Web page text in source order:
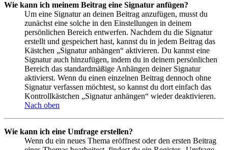
Wie kann ich meinem Beitrag eine Signatur anfügen?
Um eine Signatur an deinen Beitrag anzufügen, musst du
zunächst eine solche in den Einstellungen in deinem
persönlichen Bereich entwerfen. Nachdem du die Signatur
erstellt und gespeichert hast, kannst du in jedem Beitrag das
Kästchen „Signatur anhängen“ aktivieren. Du kannst eine
Signatur auch hinzufügen, indem du in deinem persönlichen
Bereich das standardmäßige Anhängen deiner Signatur
aktivierst. Wenn du einen einzelnen Beitrag dennoch ohne
Signatur verfassen möchtest, so kannst du dort einfach das
Kontrollkästchen „Signatur anhängen“ wieder deaktivieren.
Nach oben
Wie kann ich eine Umfrage erstellen?
Wenn du ein neues Thema eröffnest oder den ersten Beitrag